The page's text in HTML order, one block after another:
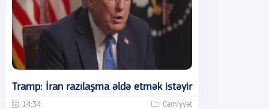
Tramp: İran razılaşma əldə etmək istəyir
14:34 Cəmiyyət